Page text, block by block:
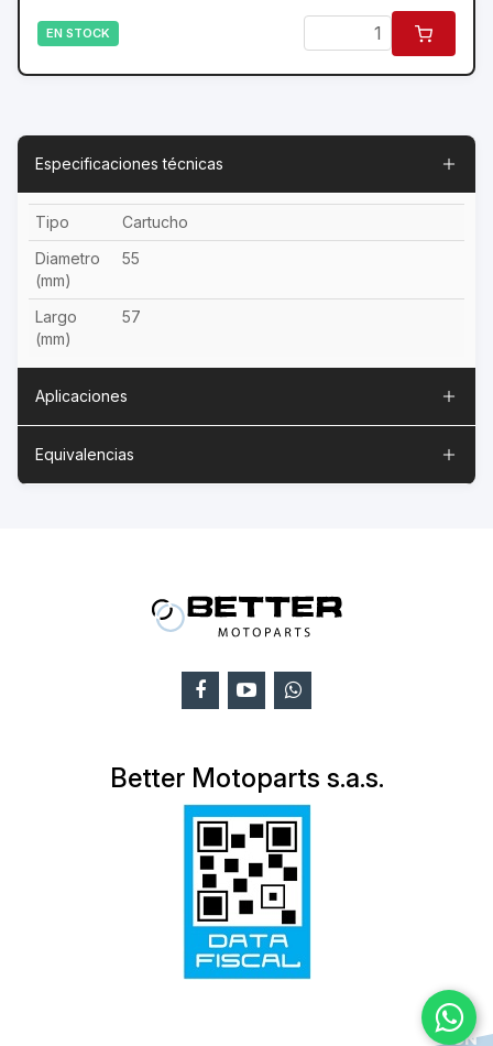
EN STOCK
Especificaciones técnicas
Tipo
Cartucho
Diametro
(mm)
55
Largo
(mm)
57
Aplicaciones
Equivalencias
Better Motoparts s.a.s.